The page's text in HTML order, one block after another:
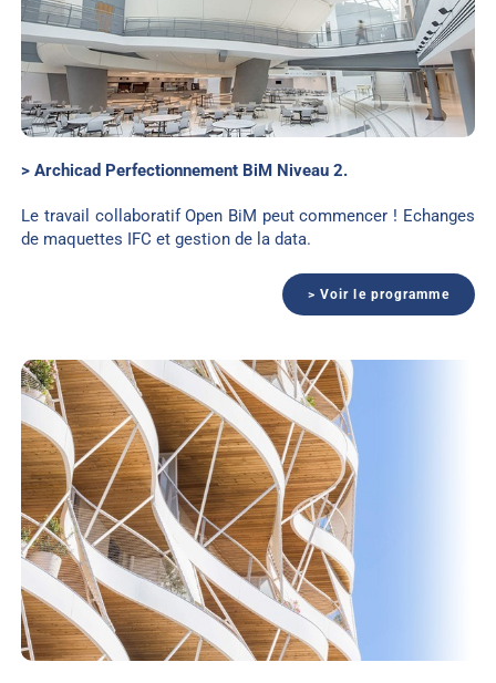
> Archicad Perfectionnement BiM Niveau 2.
Le travail collaboratif Open BiM peut commencer ! Echanges
de maquettes IFC et gestion de la data.
> Voir le programme